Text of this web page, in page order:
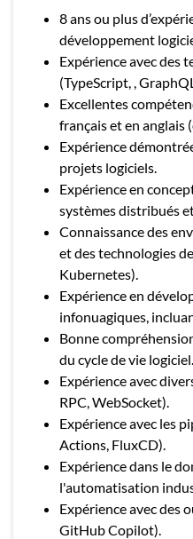
8 ans ou plus
développement
Expérience avec des
(TypeScript, ,
Excellentes
français et en anglais
Expérience
projets logiciels.
Expérience en
systèmes distribués
Connaissance des
et des technologies
Kubernetes).
Expérience en
infonuagiques,
Bonne
du cycle de vie logiciel.
Expérience avec
RPC, WebSocket).
Expérience avec les
Actions, FluxCD).
Expérience dans le
l'automatisation
Expérience avec des
GitHub Copilot).